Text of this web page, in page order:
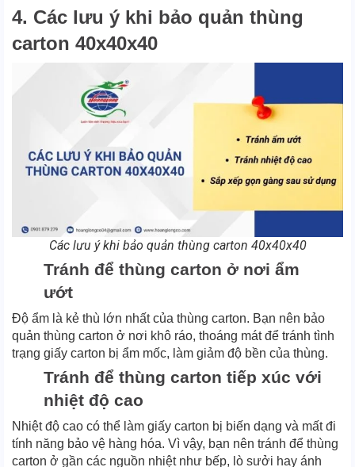
4. Các lưu ý khi bảo quản thùng
carton 40x40x40
Các lưu ý khi bảo quản thùng carton 40x40x40
Tránh để thùng carton ở nơi ẩm
ướt
Độ ẩm là kẻ thù lớn nhất của thùng carton. Bạn nên bảo
quản thùng carton ở nơi khô ráo, thoáng mát để tránh tình
trạng giấy carton bị ẩm mốc, làm giảm độ bền của thùng.
Tránh để thùng carton tiếp xúc với
nhiệt độ cao
Nhiệt độ cao có thể làm giấy carton bị biến dạng và mất đi
tính năng bảo vệ hàng hóa. Vì vậy, bạn nên tránh để thùng
carton ở gần các nguồn nhiệt như bếp, lò sưởi hay ánh